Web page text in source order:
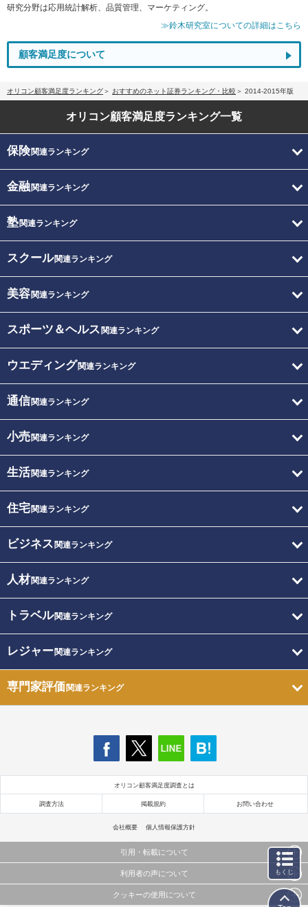
研究分野は応用統計解析、品質管理、マーケティング。
≫鈴木研究室についての詳細はこちら
顧客満足度について
オリコン顧客満足度ランキング おすすめのネット証券ランキング・比較 2014-2015年版
オリコン顧客満足度ランキング一覧
保険関連ランキング
金融関連ランキング
塾関連ランキング
スクール関連ランキング
美容関連ランキング
スポーツ＆ヘルス 関連ランキング
ウエディング関連ランキング
通信関連ランキング
小売関連ランキング
生活関連ランキング
住宅関連ランキング
ビジネス 関連ランキング
人材関連ランキング
トラベル関連ランキング
レジャー関連ランキング
専門家評価関連ランキング
オリコン顧客満足度調査とは
調査方法 掲載規約 お問い合わせ
会社概要 個人情報保護方針
引用・転載について
当サイトで公開されている情報（文字、写真、イラスト、画像データ等）及びこれらの配置・
これらの情報を権利者の許可なく無断転載・複製などの二次利用を行うことは固く禁じており
利用者の声について
当サイトに掲載している内容はすべてサービスの利用者が提出された見解・感想です。
クッキーの使用について
もくじ